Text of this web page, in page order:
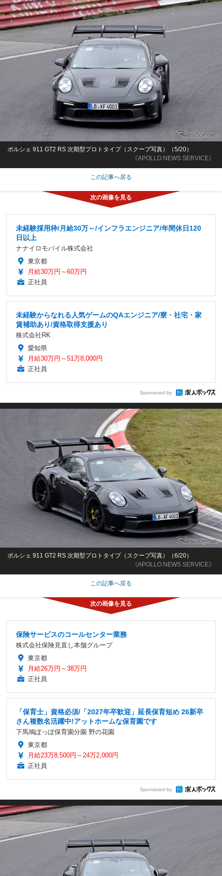
《APOLLO NEWS SERVICE》
ポルシェ 911 GT2 RS 次期型プロトタイプ（スクープ写真）（5/20）
この記事へ戻る
未経験採用枠/月給30万～/インフラエンジニア/年間休日120
日以上
ナナイロモバイル株式会社
東京都
月給30万円～60万円
正社員
未経験からなれる人気ゲームのQAエンジニア/寮・社宅・家
賃補助あり/資格取得支援あり
株式会社RK
愛知県
月給30万円～51万8,000円
正社員
Sponsored by
《APOLLO NEWS SERVICE》
ポルシェ 911 GT2 RS 次期型プロトタイプ（スクープ写真）（6/20）
この記事へ戻る
保険サービスのコールセンター業務
株式会社保険見直し本舗グループ
東京都
月給26万円～38万円
正社員
「保育士」資格必須/「2027年卒歓迎」延長保育短め 26新卒
さん複数名活躍中!アットホームな保育園です
下馬鳩ぽっぽ保育園分園 野の花園
東京都
月給23万8,500円～24万2,000円
正社員
Sponsored by